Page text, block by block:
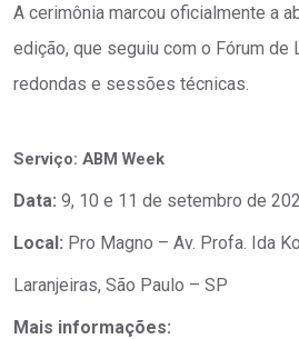
A cerimônia marcou oficialmente a
edição, que seguiu com o Fórum de
redondas e sessões técnicas.
Serviço: ABM Week
Data: 9, 10 e 11 de setembro de
Local: Pro Magno – Av. Profa. Ida
Laranjeiras, São Paulo – SP
Mais informações: